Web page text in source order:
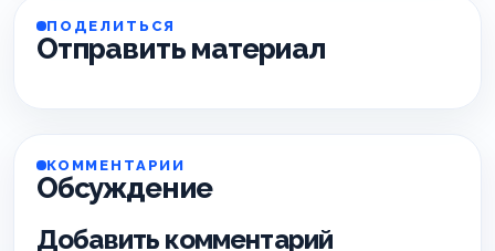
ПОДЕЛИТЬСЯ
Отправить материал
КОММЕНТАРИИ
Обсуждение
Добавить комментарий